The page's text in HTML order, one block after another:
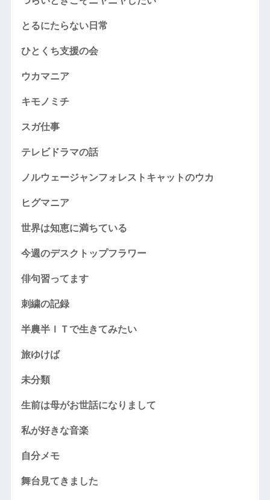
とるにたらない日常
ひとくち支援の会
ウカマニア
キモノミチ
スガ仕事
テレビドラマの話
ノルウェージャンフォレストキャットのウカ
ヒグマニア
世界は知恵に満ちている
今週のデスクトップフラワー
俳句習ってます
刺繍の記録
半農半ＩＴで生きてみたい
旅ゆけば
未分類
生前は母がお世話になりまして
私が好きな音楽
自分メモ
舞台見てきました